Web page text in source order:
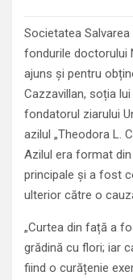
Societatea
fondurile doctorului
ajuns și pentru
Cazzavillan, soția
fondatorul ziarului
azilul „Theodora L.
Azilul era format
principale și a fost
ulterior către o
„Curtea din față a
grădină cu flori; iar
fiind o curățenie